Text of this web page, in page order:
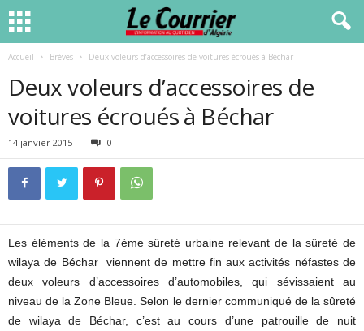
Accueil Brèves Deux voleurs d’accessoires de voitures écroués à Béchar
Deux voleurs d’accessoires de
voitures écroués à Béchar
14 janvier 2015 0
Les éléments de la 7ème sûreté urbaine relevant de la sûreté de
wilaya de Béchar viennent de mettre fin aux activités néfastes de
deux voleurs d’accessoires d’automobiles, qui sévissaient au
niveau de la Zone Bleue. Selon le dernier communiqué de la sûreté
de wilaya de Béchar, c’est au cours d’une patrouille de nuit